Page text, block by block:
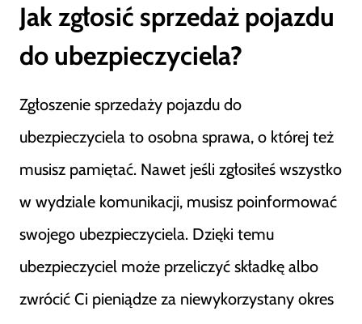
Jak zgłosić sprzedaż pojazdu
do ubezpieczyciela?
Zgłoszenie sprzedaży pojazdu do
ubezpieczyciela to osobna sprawa, o której też
musisz pamiętać. Nawet jeśli zgłosiłeś wszystko
w wydziale komunikacji, musisz poinformować
swojego ubezpieczyciela. Dzięki temu
ubezpieczyciel może przeliczyć składkę albo
zwrócić Ci pieniądze za niewykorzystany okres